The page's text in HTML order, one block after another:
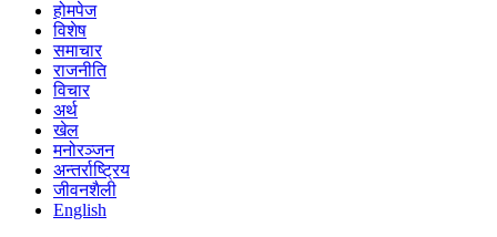
होमपेज
विशेष
समाचार
राजनीति
विचार
अर्थ
खेल
मनोरञ्जन
अन्तर्राष्ट्रिय
जीवनशैली
English